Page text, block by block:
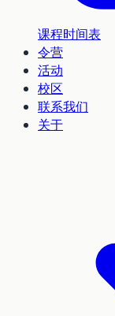
课程时间表
令营
活动
校区
联系我们
关于